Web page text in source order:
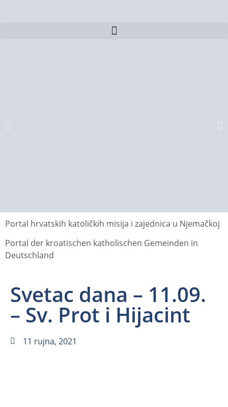
Portal hrvatskih katoličkih misija i zajednica u Njemačkoj
Portal der kroatischen katholischen Gemeinden in
Deutschland
Svetac dana – 11.09.
– Sv. Prot i Hijacint
11 rujna, 2021